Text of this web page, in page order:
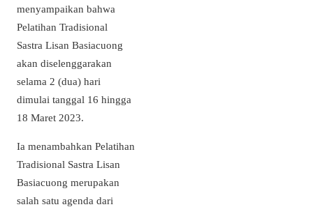
menyampaikan bahwa
Pelatihan Tradisional
Sastra Lisan Basiacuong
akan diselenggarakan
selama 2 (dua) hari
dimulai tanggal 16 hingga
18 Maret 2023.
Ia menambahkan Pelatihan
Tradisional Sastra Lisan
Basiacuong merupakan
salah satu agenda dari